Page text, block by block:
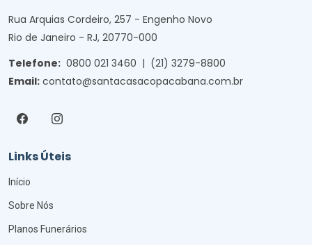
Rua Arquias Cordeiro, 257 - Engenho Novo
Rio de Janeiro - RJ, 20770-000
Telefone: 0800 021 3460 | (21) 3279-8800
Email: contato@santacasacopacabana.com.br
Links Úteis
Início
Sobre Nós
Planos Funerários